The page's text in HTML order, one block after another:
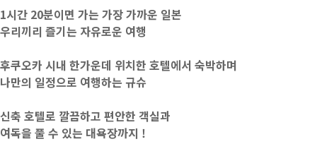
1시간 20분이면 가는 가장 가까운 일본
우리끼리 즐기는 자유로운 여행
후쿠오카 시내 한가운데 위치한 호텔에서 숙박하며
나만의 일정으로 여행하는 규슈
신축 호텔로 깔끔하고 편안한 객실과
여독을 풀 수 있는 대욕장까지 !